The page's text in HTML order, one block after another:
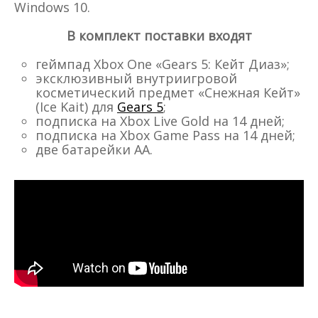
Windows 10.
В комплект поставки входят
геймпад Xbox One «Gears 5: Кейт Диаз»;
эксклюзивный внутриигровой
косметический предмет «Снежная Кейт»
(Ice Kait) для Gears 5;
подписка на Xbox Live Gold на 14 дней;
подписка на Xbox Game Pass на 14 дней;
две батарейки АА.